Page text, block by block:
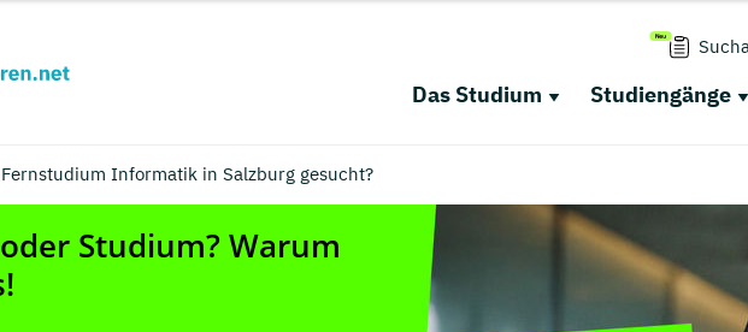
Das Studium Studiengänge
Fernstudium Informatik in Salzburg gesucht?